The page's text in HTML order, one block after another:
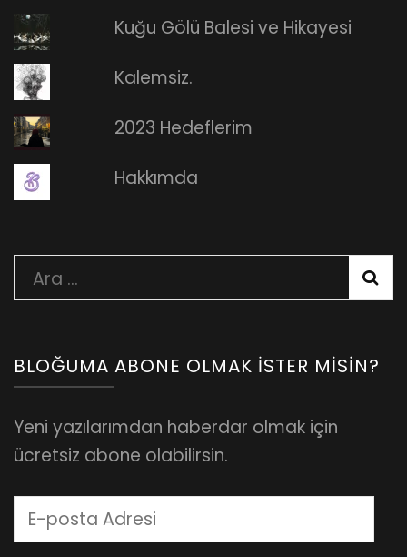
Kuğu Gölü Balesi ve Hikayesi
Kalemsiz.
2023 Hedeflerim
Hakkımda
Arama:
BLOĞUMA ABONE OLMAK İSTER MISIN?
Yeni yazılarımdan haberdar olmak için
ücretsiz abone olabilirsin.
E-
posta